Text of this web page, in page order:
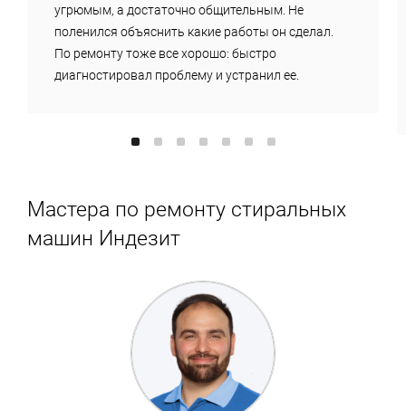
угрюмым, а достаточно общительным. Не
поленился объяснить какие работы он сделал.
По ремонту тоже все хорошо: быстро
диагностировал проблему и устранил ее.
Мастера по ремонту стиральных
машин Индезит